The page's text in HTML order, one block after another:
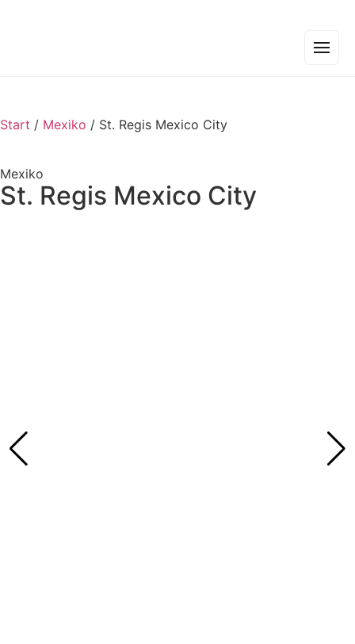
Start / Mexiko / St. Regis Mexico City
Mexiko
St. Regis Mexico City